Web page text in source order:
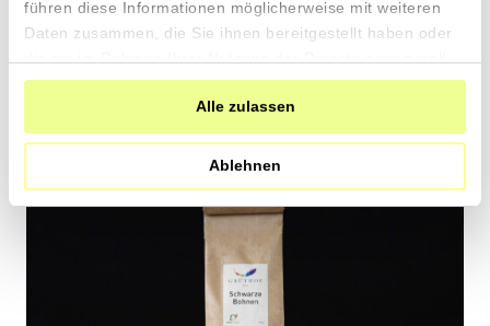
führen diese Informationen möglicherweise mit weiteren
Daten zusammen, die Sie ihnen bereitgestellt haben oder
haben.
Alle zulassen
Ablehnen
den
Warenkorb